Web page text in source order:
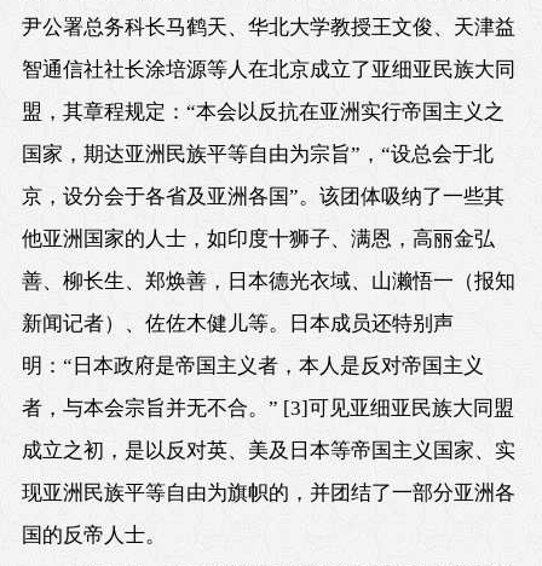
尹公署总务科长马鹤天、华北大学教授王文俊、天津益
智通信社社长涂培源等人在北京成立了亚细亚民族大同
盟，其章程规定：“本会以反抗在亚洲实行帝国主义之
国家，期达亚洲民族平等自由为宗旨”，“设总会于北
京，设分会于各省及亚洲各国”。该团体吸纳了一些其
他亚洲国家的人士，如印度十狮子、满恩，高丽金弘
善、柳长生、郑焕善，日本德光衣域、山濑悟一（报知
新闻记者）、佐佐木健儿等。日本成员还特别声
明：“日本政府是帝国主义者，本人是反对帝国主义
者，与本会宗旨并无不合。” [3]可见亚细亚民族大同盟
成立之初，是以反对英、美及日本等帝国主义国家、实
现亚洲民族平等自由为旗帜的，并团结了一部分亚洲各
国的反帝人士。